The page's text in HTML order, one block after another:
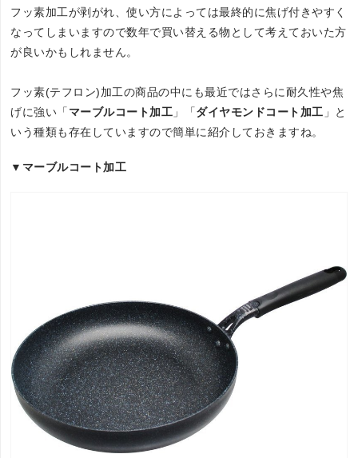
フッ素加工が剥がれ、使い方によっては最終的に焦げ付きやすく
なってしまいますので数年で買い替える物として考えておいた方
が良いかもしれません。
フッ素(テフロン)加工の商品の中にも最近ではさらに耐久性や焦
げに強い「 マーブルコート加工 」「ダイヤモンドコート加工 」と
いう種類も存在していますので簡単に紹介しておきますね。
▼マーブルコート加工